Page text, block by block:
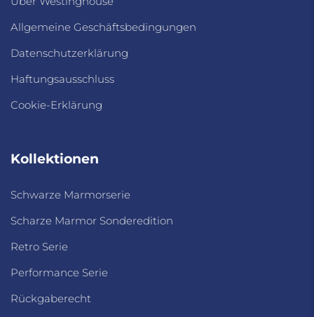
Allgemeine Geschäftsbedingungen
Datenschutzerklärung
Haftungsausschluss
Cookie-Erklärung
Kollektionen
Schwarze Marmorserie
Scharze Marmor Sonderedition
Retro Serie
Performance Serie
Rückgaberecht